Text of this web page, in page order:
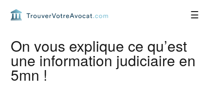
navigation
principale
principal
barre
latérale
principale
pageOn vous explique ce qu’est
une information judiciaire en
5mn !